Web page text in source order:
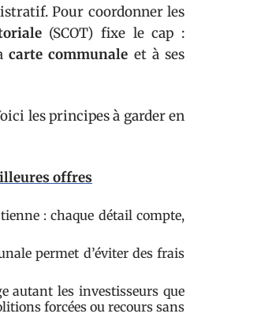
Pour coordonner les
(SCOT) fixe le cap :
carte communale et à ses
les principes à garder en
offres
: chaque détail compte,
permet d’éviter des frais
autant les investisseurs que
forcées ou recours sans